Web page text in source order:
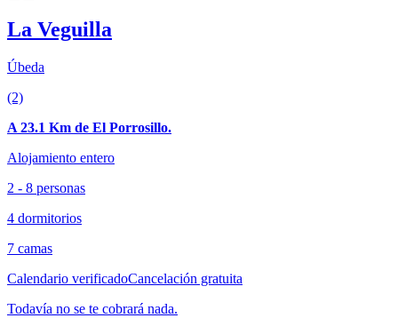
La Veguilla
Úbeda
(2)
A 23.1 Km de El Porrosillo.
Alojamiento entero
2 - 8 personas
4 dormitorios
7 camas
Calendario verificadoCancelación gratuita
Todavía no se te cobrará nada.